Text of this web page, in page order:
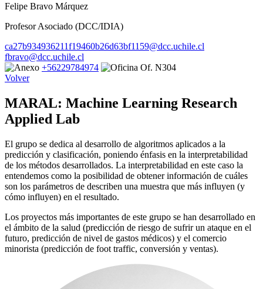
Felipe Bravo Márquez
Profesor Asociado (DCC/IDIA)
ca27b934936211f19460b26d63bf1159@dcc.uchile.cl
fbravo@dcc.uchile.cl
+56229784974
Of. N304
Volver
MARAL: Machine Learning Research
Applied Lab
El grupo se dedica al desarrollo de algoritmos aplicados a la
predicción y clasificación, poniendo énfasis en la interpretabilidad
de los métodos desarrollados. La interpretabilidad en este caso la
entendemos como la posibilidad de obtener información de cuáles
son los parámetros de describen una muestra que más influyen (y
cómo influyen) en el resultado.
Los proyectos más importantes de este grupo se han desarrollado en
el ámbito de la salud (predicción de riesgo de sufrir un ataque en el
futuro, predicción de nivel de gastos médicos) y el comercio
minorista (predicción de foot traffic, conversión y ventas).